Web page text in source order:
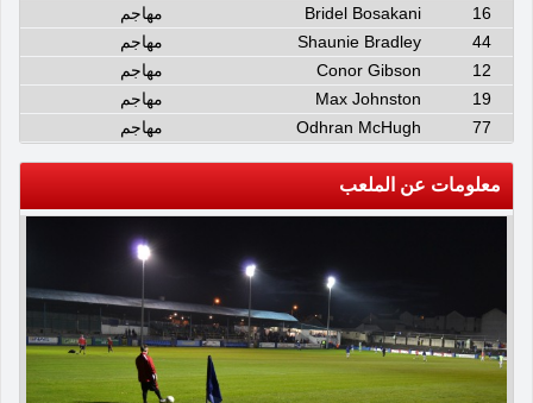
16
Bridel Bosakani
مهاجم
44
Shaunie Bradley
مهاجم
12
Conor Gibson
مهاجم
19
Max Johnston
مهاجم
77
Odhran McHugh مهاجم
معلومات عن الملعب